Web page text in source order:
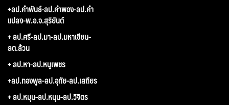
+ลป.คำพันธ์-ลป.คำพอง-ลป.คำ
แปลง-พ.อ.จ.สุริยันต์
+ ลป.ศรี-ลป.มา-ลป.มหาเขียน-
ลต.ล้วน
+ ลป.หา-ลป.หนูเพชร
+ลป.ทองพูล-ลป.อุทัย-ลป.เสถียร
+ ลป.หมุน-ลป.หนุน-ลป.วิจิตร